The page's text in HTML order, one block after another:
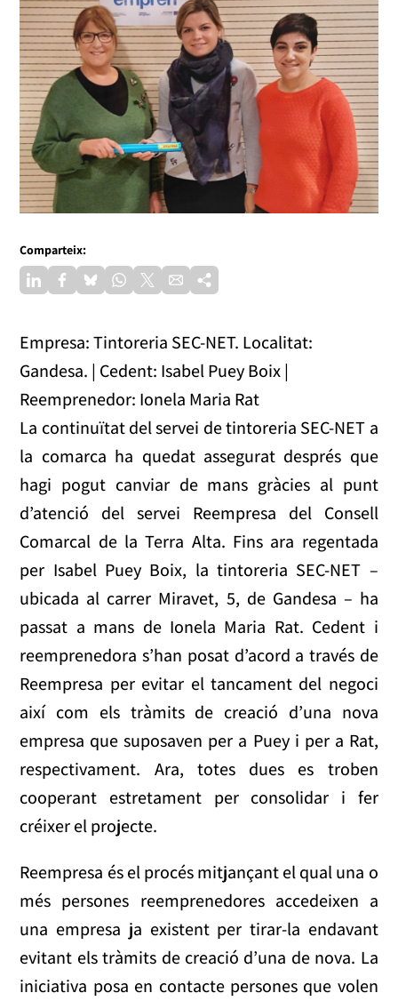
Comparteix:
Empresa: Tintoreria SEC-NET. Localitat:
Gandesa. | Cedent: Isabel Puey Boix |
Reemprenedor: Ionela Maria Rat
La continuïtat del servei de tintoreria SEC-NET a
la comarca ha quedat assegurat després que
hagi pogut canviar de mans gràcies al punt
d’atenció del servei Reempresa del Consell
Comarcal de la Terra Alta. Fins ara regentada
per Isabel Puey Boix, la tintoreria SEC-NET –
ubicada al carrer Miravet, 5, de Gandesa – ha
passat a mans de Ionela Maria Rat. Cedent i
reemprenedora s’han posat d’acord a través de
Reempresa per evitar el tancament del negoci
així com els tràmits de creació d’una nova
empresa que suposaven per a Puey i per a Rat,
respectivament. Ara, totes dues es troben
cooperant estretament per consolidar i fer
créixer el projecte.
Reempresa és el procés mitjançant el qual una o
més persones reemprenedores accedeixen a
una empresa ja existent per tirar-la endavant
evitant els tràmits de creació d’una de nova. La
iniciativa posa en contacte persones que volen